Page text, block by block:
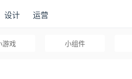
游戏 小组件
设计 运营